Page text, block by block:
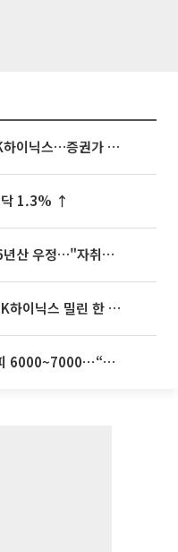
'불안과 기대 사이' 널뛰는 SK하이닉스…증권가 "HBM4·LTA 기반 펀터멘털 견고"
닥 1.3% ↑
'나혼산' 류혜영, 고경표와 16년산 우정…"자취방서 부모님과 마주쳐"
[베스트&워스트] 삼성전자·SK하이닉스 밀린 한 주…상상인증권은 85% 급등
[주간증시전망] 다음주 코스피 6000~7000⋯“外人 수급은 정책이 변수”